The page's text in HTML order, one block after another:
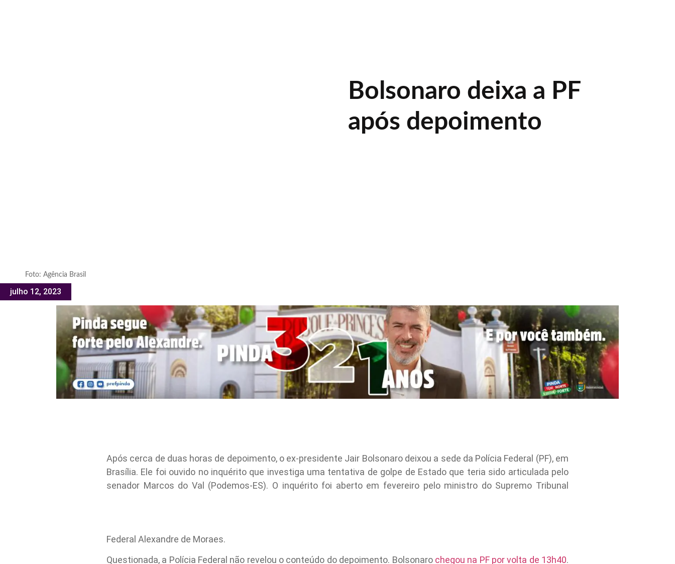
Foto: Agência Brasil
julho 12, 2023
Bolsonaro deixa a PF
após depoimento
Após cerca de duas horas de depoimento, o ex-presidente Jair Bolsonaro deixou a sede da Polícia Federal (PF), em
Brasília. Ele foi ouvido no inquérito que investiga uma tentativa de golpe de Estado que teria sido articulada pelo
senador Marcos do Val (Podemos-ES). O inquérito foi aberto em fevereiro pelo ministro do Supremo Tribunal
Federal Alexandre de Moraes.
Questionada, a Polícia Federal não revelou o conteúdo do depoimento. Bolsonaro chegou na PF por volta de 13h40.